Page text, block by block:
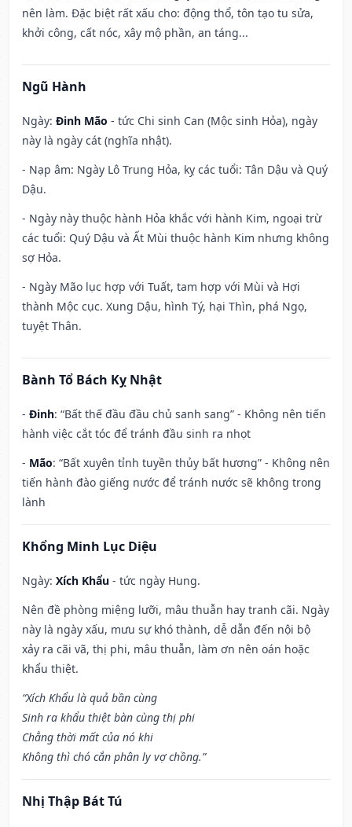
nên làm. Đặc biệt rất xấu cho: động thổ, tôn tạo tu sửa,
khởi công, cất nóc, xây mộ phần, an táng...
Ngũ Hành
Ngày: Đinh Mão - tức Chi sinh Can (Mộc sinh Hỏa), ngày
này là ngày cát (nghĩa nhật).
- Nạp âm: Ngày Lô Trung Hỏa, kỵ các tuổi: Tân Dậu và Quý
Dậu.
- Ngày này thuộc hành Hỏa khắc với hành Kim, ngoại trừ
các tuổi: Quý Dậu và Ất Mùi thuộc hành Kim nhưng không
sợ Hỏa.
- Ngày Mão lục hợp với Tuất, tam hợp với Mùi và Hợi
thành Mộc cục. Xung Dậu, hình Tý, hại Thìn, phá Ngọ,
tuyệt Thân.
Bành Tổ Bách Kỵ Nhật
- Đinh: “Bất thế đầu đầu chủ sanh sang” - Không nên tiến
hành việc cắt tóc để tránh đầu sinh ra nhọt
- Mão: “Bất xuyên tỉnh tuyền thủy bất hương” - Không nên
tiến hành đào giếng nước để tránh nước sẽ không trong
lành
Khổng Minh Lục Diệu
Ngày: Xích Khẩu - tức ngày Hung.
Nên đề phòng miệng lưỡi, mâu thuẫn hay tranh cãi. Ngày
này là ngày xấu, mưu sự khó thành, dễ dẫn đến nội bộ
xảy ra cãi vã, thị phi, mâu thuẫn, làm ơn nên oán hoặc
khẩu thiệt.
“Xích Khẩu là quả bần cùng
Sinh ra khẩu thiệt bàn cùng thị phi
Chẳng thời mất của nó khi
Không thì chó cắn phân ly vợ chồng.”
Nhị Thập Bát Tú